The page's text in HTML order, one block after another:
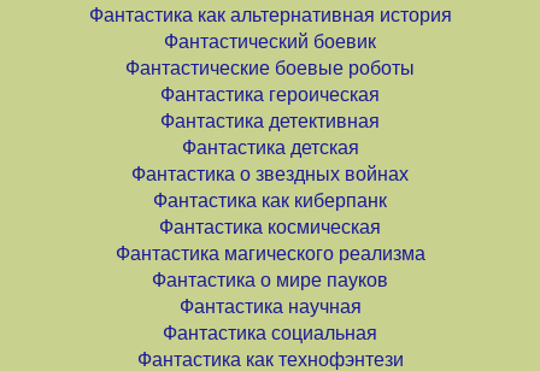
Фантастика как альтернативная история
Фантастический боевик
Фантастические боевые роботы
Фантастика героическая
Фантастика детективная
Фантастика детская
Фантастика о звездных войнах
Фантастика как киберпанк
Фантастика космическая
Фантастика магического реализма
Фантастика о мире пауков
Фантастика научная
Фантастика социальная
Фантастика как технофэнтези